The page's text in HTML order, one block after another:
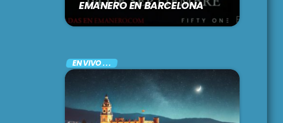
EMANERO EN BARCELONA
EN VIVO . . .